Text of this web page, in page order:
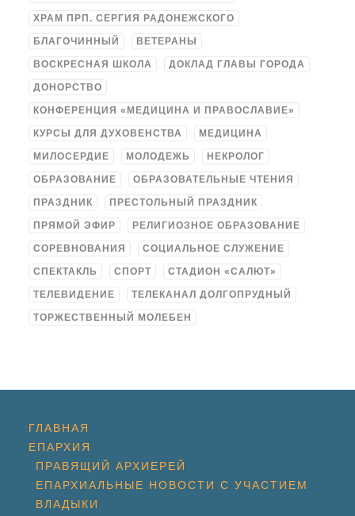
ХРАМ ПРП. СЕРГИЯ РАДОНЕЖСКОГО
БЛАГОЧИННЫЙ ВЕТЕРАНЫ
ВОСКРЕСНАЯ ШКОЛА ДОКЛАД ГЛАВЫ ГОРОДА
ДОНОРСТВО
КОНФЕРЕНЦИЯ «МЕДИЦИНА И ПРАВОСЛАВИЕ»
КУРСЫ ДЛЯ ДУХОВЕНСТВА МЕДИЦИНА
МИЛОСЕРДИЕ МОЛОДЕЖЬ НЕКРОЛОГ
ОБРАЗОВАНИЕ ОБРАЗОВАТЕЛЬНЫЕ ЧТЕНИЯ
ПРАЗДНИК ПРЕСТОЛЬНЫЙ ПРАЗДНИК
ПРЯМОЙ ЭФИР РЕЛИГИОЗНОЕ ОБРАЗОВАНИЕ
СОРЕВНОВАНИЯ СОЦИАЛЬНОЕ СЛУЖЕНИЕ
СПЕКТАКЛЬ СПОРТ СТАДИОН «САЛЮТ»
ТЕЛЕВИДЕНИЕ ТЕЛЕКАНАЛ ДОЛГОПРУДНЫЙ
ТОРЖЕСТВЕННЫЙ МОЛЕБЕН
ГЛАВНАЯ
ЕПАРХИЯ
ПРАВЯЩИЙ АРХИЕРЕЙ
ЕПАРХИАЛЬНЫЕ НОВОСТИ С УЧАСТИЕМ
ВЛАДЫКИ